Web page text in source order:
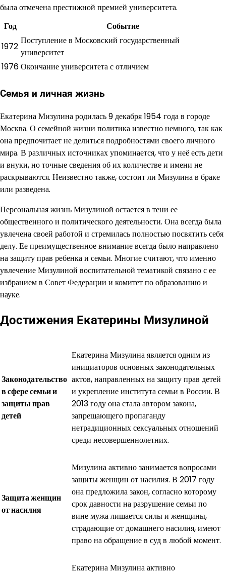
была отмечена престижной премией университета.
Год
Событие
1972
Поступление в Московский государственный
университет
1976Окончание университета с отличием
Семья и личная жизнь
Екатерина Мизулина родилась 9 декабря 1954 года в городе
Москва. О семейной жизни политика известно немного, так как
она предпочитает не делиться подробностями своего личного
мира. В различных источниках упоминается, что у неё есть дети
и внуки, но точные сведения об их количестве и имени не
раскрываются. Неизвестно также, состоит ли Мизулина в браке
или разведена.
Персональная жизнь Мизулиной остается в тени ее
общественного и политического деятельности. Она всегда была
увлечена своей работой и стремилась полностью посвятить себя
делу. Ее преимущественное внимание всегда было направлено
на защиту прав ребенка и семьи. Многие считают, что именно
увлечение Мизулиной воспитательной тематикой связано с ее
избранием в Совет Федерации и комитет по образованию и
науке.
Достижения Екатерины Мизулиной
Законодательство
в сфере семьи и
защиты прав
детей
Екатерина Мизулина является одним из
инициаторов основных законодательных
актов, направленных на защиту прав детей
и укрепление института семьи в России. В
2013 году она стала автором закона,
запрещающего пропаганду
нетрадиционных сексуальных отношений
среди несовершеннолетних.
Защита женщин
от насилия
Мизулина активно занимается вопросами
защиты женщин от насилия. В 2017 году
она предложила закон, согласно которому
срок давности на разрушение семьи по
вине мужа лишается силы и женщины,
страдающие от домашнего насилия, имеют
право на обращение в суд в любой момент.
Екатерина Мизулина активно